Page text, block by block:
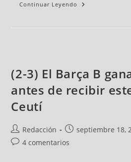
Continuar Leyendo
(2-3) El Barça B
antes de recibir
Ceutí
Redacción septiembre 18,
4 comentarios